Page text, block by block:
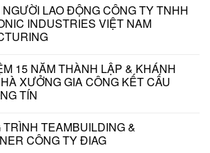
NGƯỜI LAO ĐỘNG CÔNG TY TNHH
INDUSTRIES VIỆT NAM
15 NĂM THÀNH LẬP & KHÁNH
XƯỞNG GIA CÔNG KẾT CẤU
TÍN
TEAMBUILDING &
CÔNG TY ĐIAG